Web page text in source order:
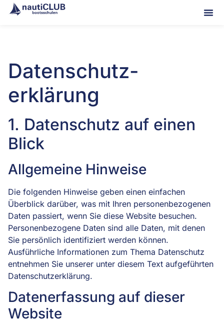
Datenschutz­
erklärung
1. Datenschutz auf einen
Blick
Allgemeine Hinweise
Die folgenden Hinweise geben einen einfachen
Überblick darüber, was mit Ihren personenbezogenen
Daten passiert, wenn Sie diese Website besuchen.
Personenbezogene Daten sind alle Daten, mit denen
Sie persönlich identifiziert werden können.
Ausführliche Informationen zum Thema Datenschutz
entnehmen Sie unserer unter diesem Text aufgeführten
Datenschutzerklärung.
Datenerfassung auf dieser
Website